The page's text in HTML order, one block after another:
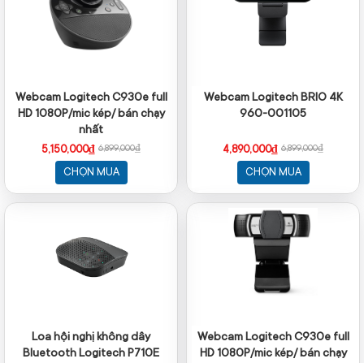
Webcam Logitech C930e full
HD 1080P/mic kép/ bán chạy
nhất
5,150,000₫ 6,899,000₫
CHỌN MUA
Webcam Logitech BRIO 4K
960-001105
4,890,000₫ 6,899,000₫
CHỌN MUA
Loa hội nghị không dây
Bluetooth Logitech P710E
Webcam Logitech C930e full
HD 1080P/mic kép/ bán chạy